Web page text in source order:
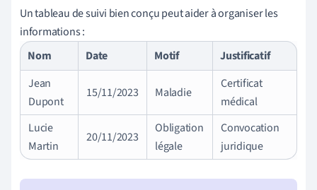
Un tableau de suivi bien conçu peut aider à organiser les
informations :
Nom
Date Motif
Justificatif
Jean
Dupont
15/11/2023 Maladie
Certificat
médical
Lucie
Martin
20/11/2023
Obligation
légale
Convocation
juridique